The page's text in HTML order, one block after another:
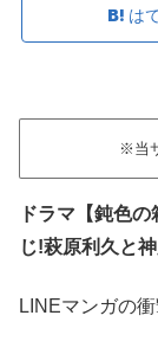
は
※当
ドラマ【鈍色
じ!萩原利久と
LINEマンガの